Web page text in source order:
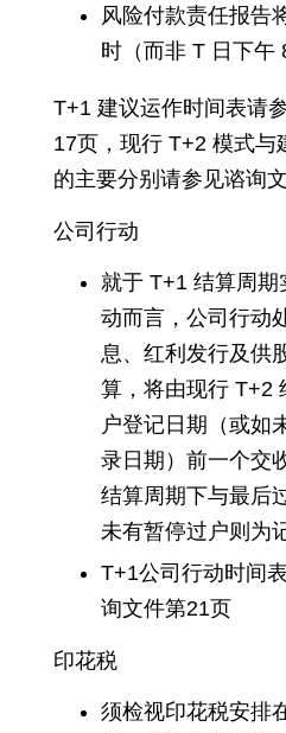
风险付款责任报告
时（而非 T 日下午
T+1 建议运作时间表请
17页，现行 T+2 模式与
的主要分别请参见谘询
公司行动
就于 T+1 结算周
动而言，公司行动
息、红利发行及供
算，将由现行 T+2
户登记日期（或如
录日期）前一个交
结算周期下与最后
未有暂停过户则为
T+1公司行动时间
询文件第21页
印花税
须检视印花税安排